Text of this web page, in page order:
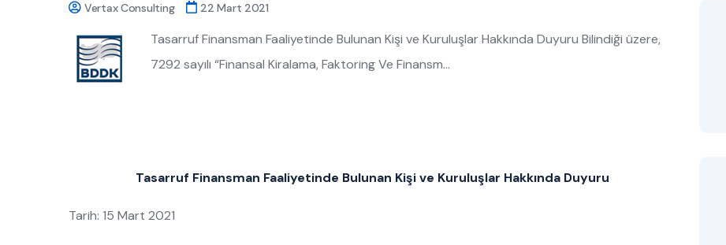
Vertax Consulting 22 Mart 2021
Tasarruf Finansman Faaliyetinde Bulunan Kişi ve Kuruluşlar Hakkında Duyuru Bilindiği üzere,
7292 sayılı “Finansal Kiralama, Faktoring Ve Finansm…
Tasarruf Finansman Faaliyetinde Bulunan Kişi ve Kuruluşlar Hakkında Duyuru
Tarih: 15 Mart 2021